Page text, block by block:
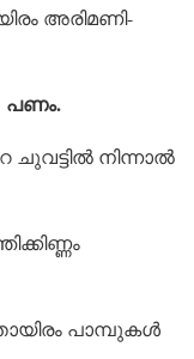
അരിമണി-
പണം.
ചുവട്ടില്‍ നിന്നാല്‍
പാമ്പുകള്‍